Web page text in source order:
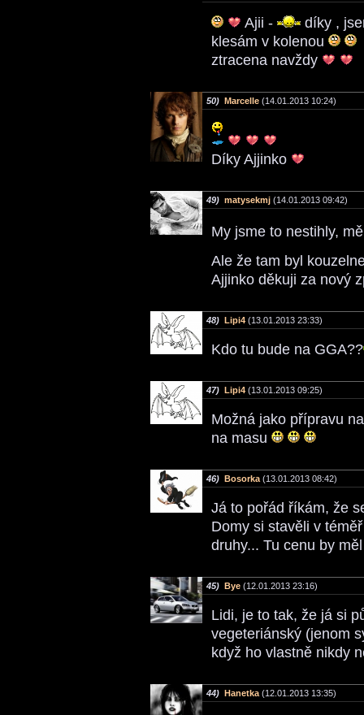
Ajii -
díky ,
klesám v kolenou
ztracena navždy
50) Marcelle (14.01.2013 10:24)
Díky Ajjinko
49) matysekmj (14.01.2013 09:42)
My jsme to nestihly,
Ale že tam byl
Ajjinko děkuji za nový
48) Lipi4 (13.01.2013 23:33)
Kdo tu bude na GGA??
47) Lipi4 (13.01.2013 09:25)
Možná jako přípravu
na masu
46) Bosorka (13.01.2013 08:42)
Já to pořád říkám, že
Domy si stavěli v
druhy... Tu cenu by
45) Bye (12.01.2013 23:16)
Lidi, je to tak, že já si
vegeteriánský (jenom
když ho vlastně nikdy
44) Hanetka (12.01.2013 13:35)